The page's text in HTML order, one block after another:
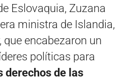
Eslovaquia, Zuzana
ministra de Islandia,
encabezaron un
políticas para
derechos de las